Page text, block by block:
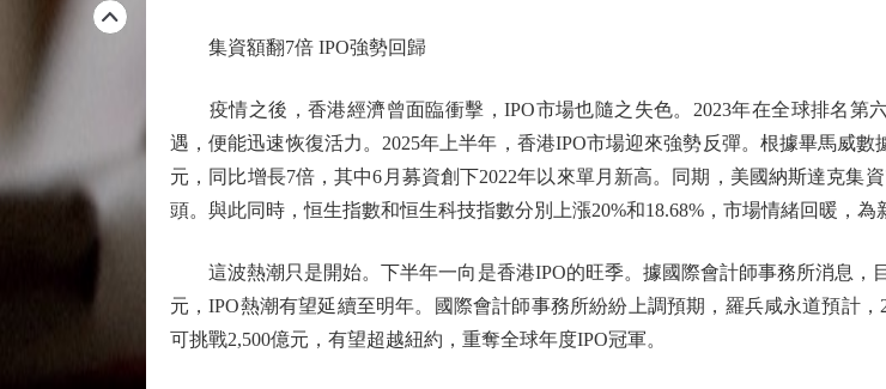
集資額翻7倍 IPO強勢回歸
疫情之後，香港經濟曾面臨衝擊，IPO市場也隨之失色。2023年在全球排名第
遇，便能迅速恢復活力。2025年上半年，香港IPO市場迎來強勢反彈。根據畢馬威
元，同比增長7倍，其中6月募資創下2022年以來單月新高。同期，美國納斯達克集
頭。與此同時，恒生指數和恒生科技指數分別上漲20%和18.68%，市場情緒回暖，為
這波熱潮只是開始。下半年一向是香港IPO的旺季。據國際會計師事務所消息，
元，IPO熱潮有望延續至明年。國際會計師事務所紛紛上調預期，羅兵咸永道預計
可挑戰2,500億元，有望超越紐約，重奪全球年度IPO冠軍。